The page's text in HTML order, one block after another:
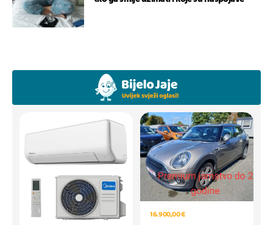
16.900,00 €